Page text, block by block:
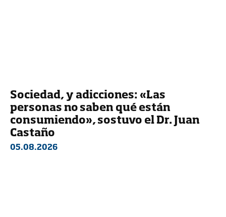
Sociedad, y adicciones: «Las
personas no saben qué están
consumiendo», sostuvo el Dr. Juan
Castaño
05.08.2026